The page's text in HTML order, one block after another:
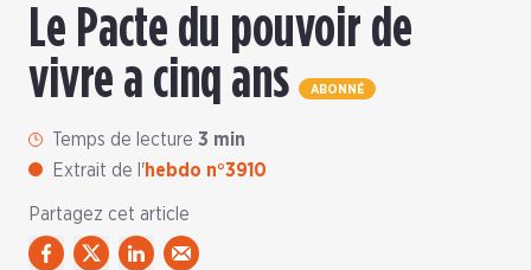
Le Pacte du pouvoir de
vivre a cinq ans
ABONNÉ
Temps de lecture 3 min
Extrait de l'hebdo n°3910
Partagez cet article